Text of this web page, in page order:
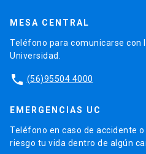
MESA CENTRAL
Teléfono para comunicarse con
Universidad.
phone (56)95504 4000
EMERGENCIAS UC
Teléfono en caso de accidente
riesgo tu vida dentro de algún